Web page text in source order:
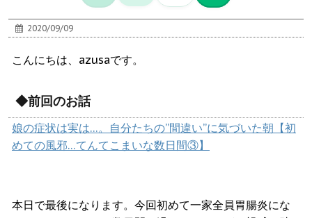
2020/09/09
こんにちは、azusaです。
◆前回のお話
娘の症状は実は…。自分たちの”間違い”に気づいた朝【初
めての風邪…てんてこまいな数日間③】
本日で最後になります。今回初めて一家全員胃腸炎にな